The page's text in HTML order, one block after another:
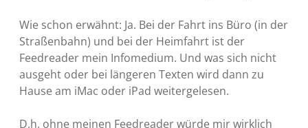
Wie schon erwähnt: Ja. Bei der Fahrt ins Büro (in der
Straßenbahn) und bei der Heimfahrt ist der
Feedreader mein Infomedium. Und was sich nicht
ausgeht oder bei längeren Texten wird dann zu
Hause am iMac oder iPad weitergelesen.
D.h. ohne meinen Feedreader würde mir wirklich